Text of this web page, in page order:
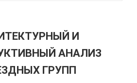
И
АНАЛИЗ
ГРУПП